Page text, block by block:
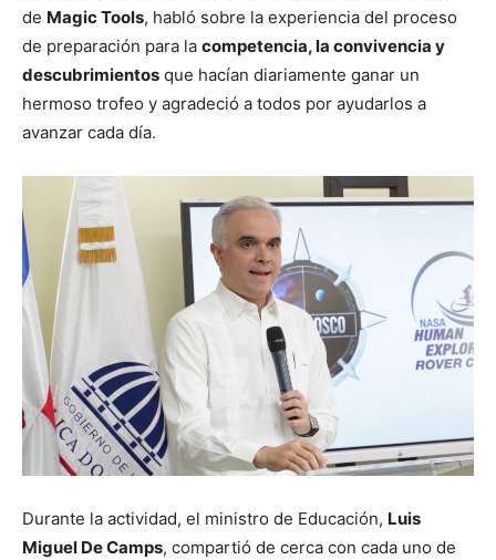
de Magic Tools, habló sobre la experiencia del proceso
de preparación para la competencia, la convivencia y
descubrimientos que hacían diariamente ganar un
hermoso trofeo y agradeció a todos por ayudarlos a
avanzar cada día.
Durante la actividad, el ministro de Educación, Luis
Miguel De Camps, compartió de cerca con cada uno de